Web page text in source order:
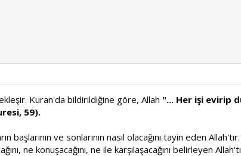
Kuran'da bildirildiğine göre, Allah "... Her işi evirip
59).
ve sonlarının nasıl olacağını tayin eden
ne konuşacağını, ne ile karşılaşacağını belirleyen